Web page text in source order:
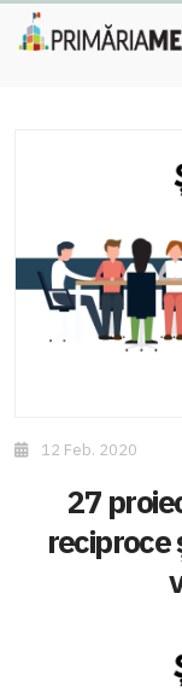
12 Feb. 2020
27
reciproce